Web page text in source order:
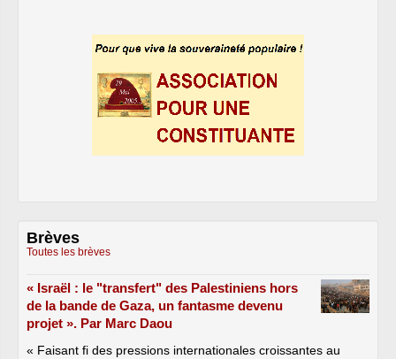
Brèves
Toutes les brèves
« Israël : le "transfert" des Palestiniens hors
de la bande de Gaza, un fantasme devenu
projet ». Par Marc Daou
« Faisant fi des pressions internationales croissantes au